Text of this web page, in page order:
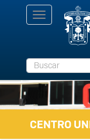
Pasar al contenido
Toggle
navigation
Buscar
CENTRO